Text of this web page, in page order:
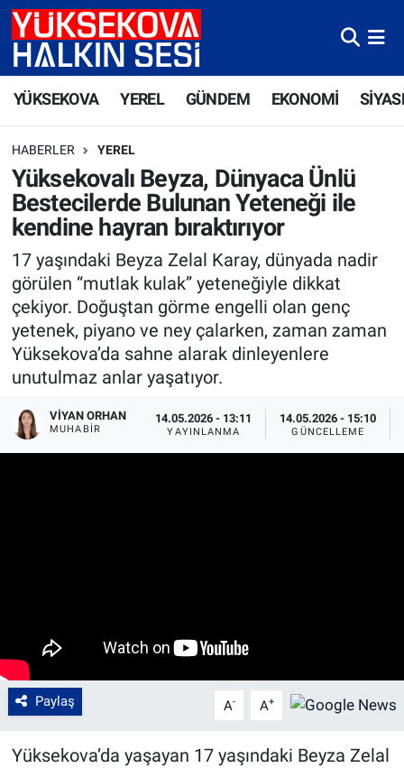
YÜKSEKOVA YEREL GÜNDEM EKONOMİ
HABERLER YEREL
Yüksekovalı Beyza, Dünyaca Ünlü
Bestecilerde Bulunan Yeteneği ile
kendine hayran bıraktırıyor
17 yaşındaki Beyza Zelal Karay, dünyada nadir
görülen “mutlak kulak” yeteneğiyle dikkat
çekiyor. Doğuştan görme engelli olan genç
yetenek, piyano ve ney çalarken, zaman zaman
Yüksekova’da sahne alarak dinleyenlere
unutulmaz anlar yaşatıyor.
VIYAN ORHAN
MUHABIR
14.05.2026 - 13:11
YAYINLANMA
14.05.2026 - 15:10
GÜNCELLEME
Paylaş A- A+
Yüksekova’da yaşayan 17 yaşındaki Beyza Zelal
Yüksekova Nöbetçi Eczaneler
Süper Lig Puan Durumu ve Fikstür
Tüm Manşetler
Son Dakika Haberleri
Haber Arşivi